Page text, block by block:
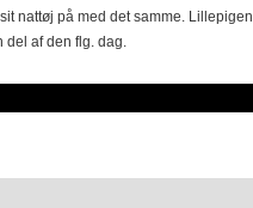
nattøj på med det samme. Lillepigen
del af den flg. dag.